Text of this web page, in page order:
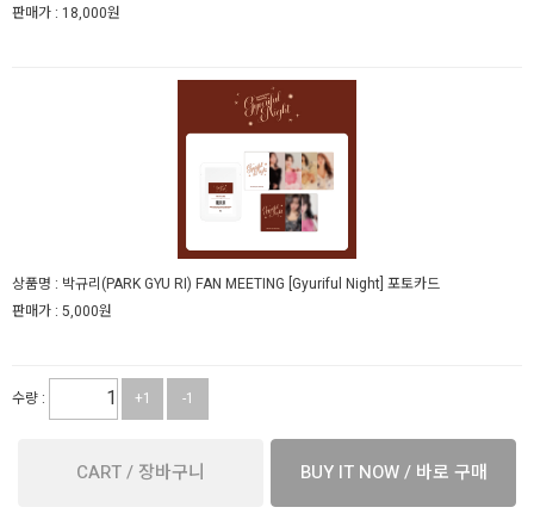
판매가 : 18,000원
상품명 : 박규리(PARK GYU RI) FAN MEETING [Gyuriful Night] 포토카드
판매가 : 5,000원
수량 : +1 -1
CART / 장바구니 BUY IT NOW / 바로 구매